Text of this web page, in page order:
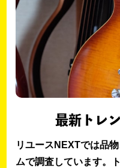
最新トレ
リユースNEXTでは品
ムで調査しています。